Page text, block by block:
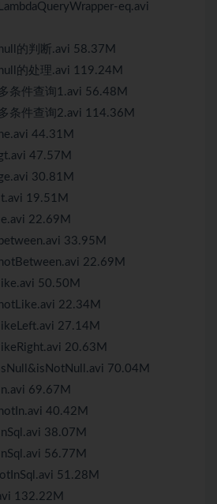
eq.avi
的判断.avi 58.37M
的处理.avi 119.24M
条件查询1.avi 56.48M
条件查询2.avi 114.36M
44.31M
47.57M
30.81M
19.51M
22.69M
33.95M
22.69M
50.50M
22.34M
27.14M
20.63M
70.04M
69.67M
40.42M
38.07M
56.77M
51.28M
132.22M